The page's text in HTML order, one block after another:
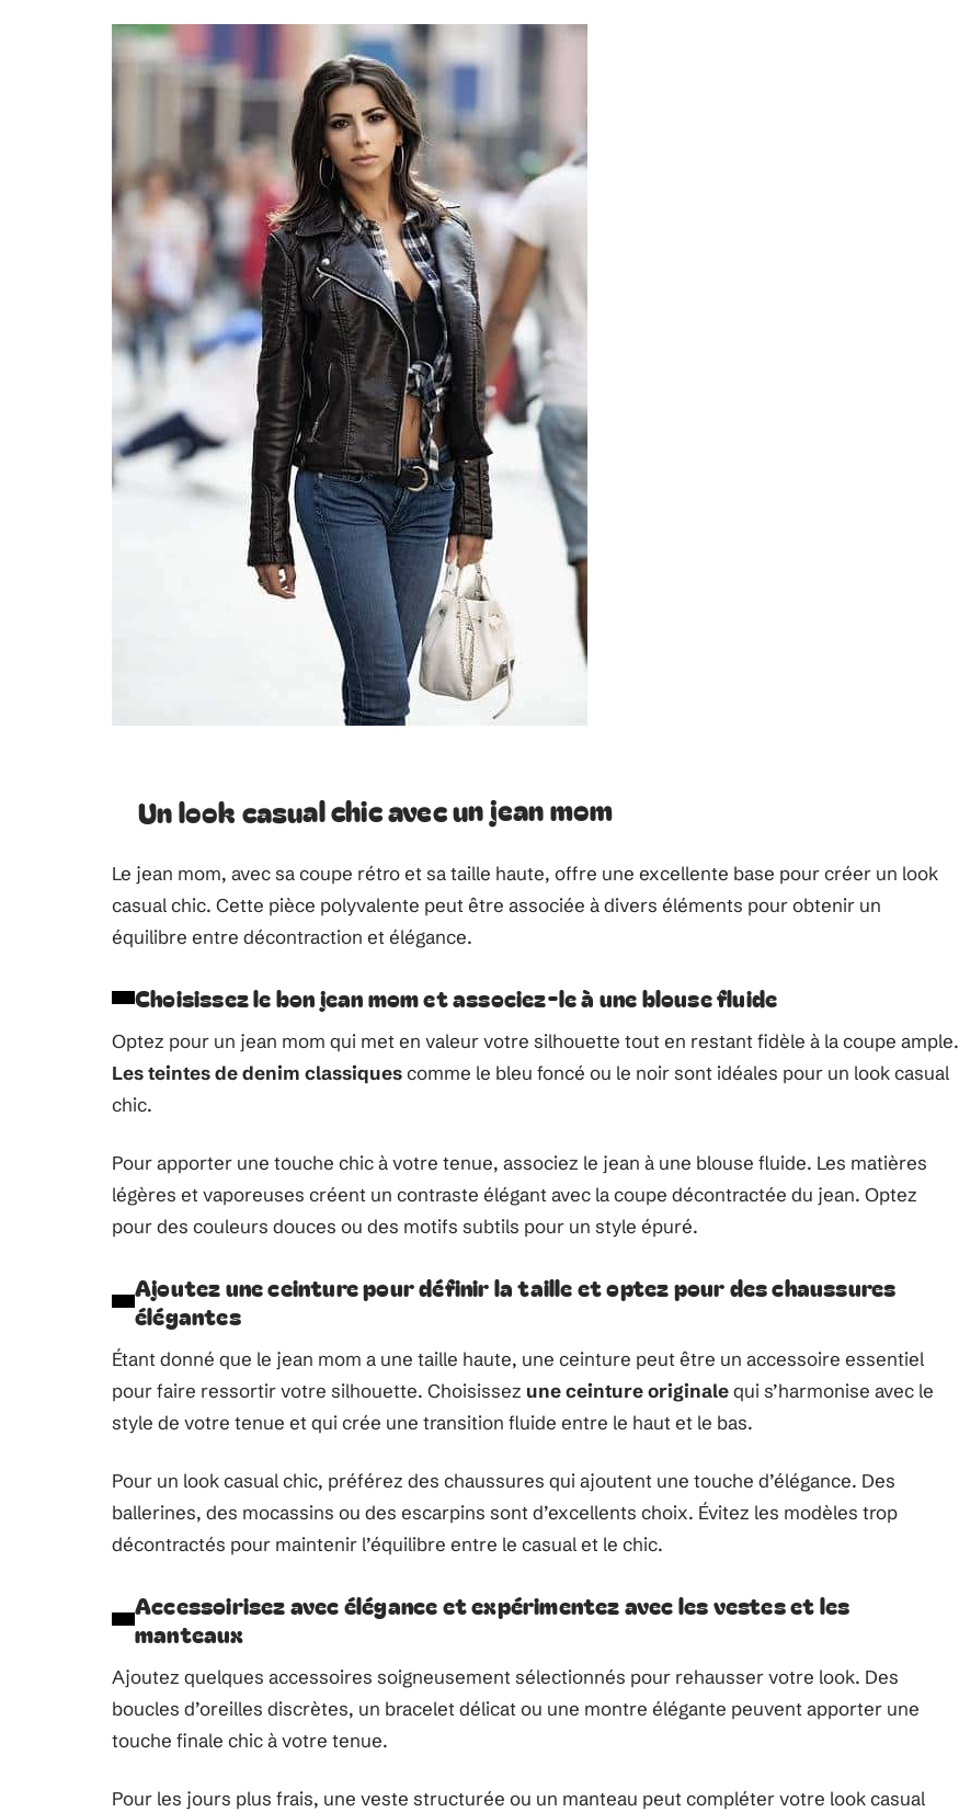
Un look casual chic avec un jean mom
Le jean mom, avec sa coupe rétro et sa taille haute, offre une excellente base pour créer un look
casual chic. Cette pièce polyvalente peut être associée à divers éléments pour obtenir un
équilibre entre décontraction et élégance.
Choisissez le bon jean mom et associez-le à une blouse fluide
Optez pour un jean mom qui met en valeur votre silhouette tout en restant fidèle à la coupe ample.
Les teintes de denim classiquescomme le bleu foncé ou le noir sont idéales pour un look casual
chic.
Pour apporter une touche chic à votre tenue, associez le jean à une blouse fluide. Les matières
légères et vaporeuses créent un contraste élégant avec la coupe décontractée du jean. Optez
pour des couleurs douces ou des motifs subtils pour un style épuré.
Ajoutez une ceinture pour définir la taille et optez pour des chaussures
élégantes
Étant donné que le jean mom a une taille haute, une ceinture peut être un accessoire essentiel
pour faire ressortir votre silhouette. Choisissez une ceinture originalequi s’harmonise avec le
style de votre tenue et qui crée une transition fluide entre le haut et le bas.
Pour un look casual chic, préférez des chaussures qui ajoutent une touche d’élégance. Des
ballerines, des mocassins ou des escarpins sont d’excellents choix. Évitez les modèles trop
décontractés pour maintenir l’équilibre entre le casual et le chic.
Accessoirisez avec élégance et expérimentez avec les vestes et les
manteaux
Ajoutez quelques accessoires soigneusement sélectionnés pour rehausser votre look. Des
boucles d’oreilles discrètes, un bracelet délicat ou une montre élégante peuvent apporter une
touche finale chic à votre tenue.
Pour les jours plus frais, une veste structurée ou un manteau peut compléter votre look casual